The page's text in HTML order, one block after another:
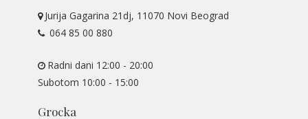
Jurija Gagarina 21dj, 11070 Novi Beograd
064 85 00 880
Radni dani 12:00 - 20:00
Subotom 10:00 - 15:00
Grocka